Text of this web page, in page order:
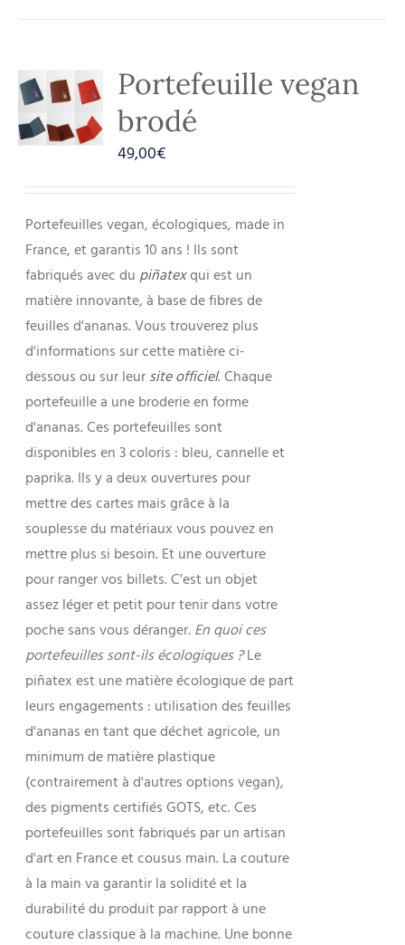
Portefeuille vegan
brodé
49,00€
Portefeuilles vegan, écologiques, made in
France, et garantis 10 ans ! Ils sont
fabriqués avec du piñatexqui est un
matière innovante, à base de fibres de
feuilles d'ananas. Vous trouverez plus
d'informations sur cette matière ci-
dessous ou sur leur site officiel. Chaque
portefeuille a une broderie en forme
d'ananas. Ces portefeuilles sont
disponibles en 3 coloris : bleu, cannelle et
paprika. Ils y a deux ouvertures pour
mettre des cartes mais grâce à la
souplesse du matériaux vous pouvez en
mettre plus si besoin. Et une ouverture
pour ranger vos billets. C'est un objet
assez léger et petit pour tenir dans votre
poche sans vous déranger. En quoi ces
portefeuilles sont-ils écologiques ?Le
piñatex est une matière écologique de part
leurs engagements : utilisation des feuilles
d'ananas en tant que déchet agricole, un
minimum de matière plastique
(contrairement à d'autres options vegan),
des pigments certifiés GOTS, etc. Ces
portefeuilles sont fabriqués par un artisan
d'art en France et cousus main. La couture
à la main va garantir la solidité et la
durabilité du produit par rapport à une
couture classique à la machine. Une bonne